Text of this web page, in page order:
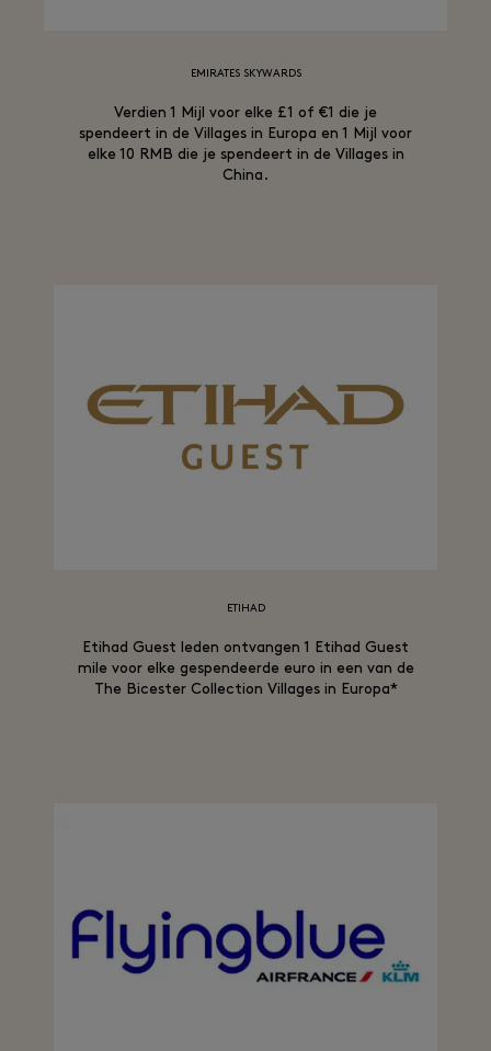
EMIRATES SKYWARDS
Verdien 1 Mijl voor elke £1 of €1 die je
spendeert in de Villages in Europa en 1 Mijl voor
elke 10 RMB die je spendeert in de Villages in
China.
ETIHAD
Etihad Guest leden ontvangen 1 Etihad Guest
mile voor elke gespendeerde euro in een van de
The Bicester Collection Villages in Europa*